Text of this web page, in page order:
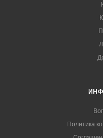
Политика